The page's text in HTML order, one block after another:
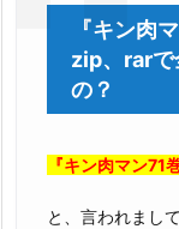
『キン肉
zip、rarで
の？
『キン肉マン71
と、言われまし